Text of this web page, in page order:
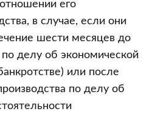
его
в случае, если они
шести месяцев до
по делу об экономической
или после
по делу об